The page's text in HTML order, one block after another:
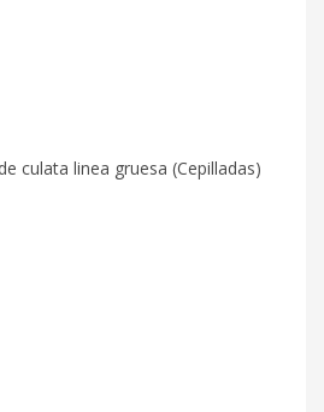
culata linea gruesa (Cepilladas)